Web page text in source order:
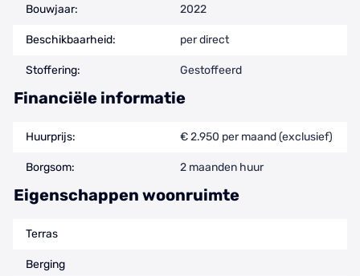
Bouwjaar: 2022
Beschikbaarheid: per direct
Stoffering: Gestoffeerd
Financiële informatie
Huurprijs: € 2.950 per maand (exclusief)
Borgsom: 2 maanden huur
Eigenschappen woonruimte
Terras
Berging